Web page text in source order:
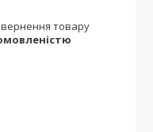
товару